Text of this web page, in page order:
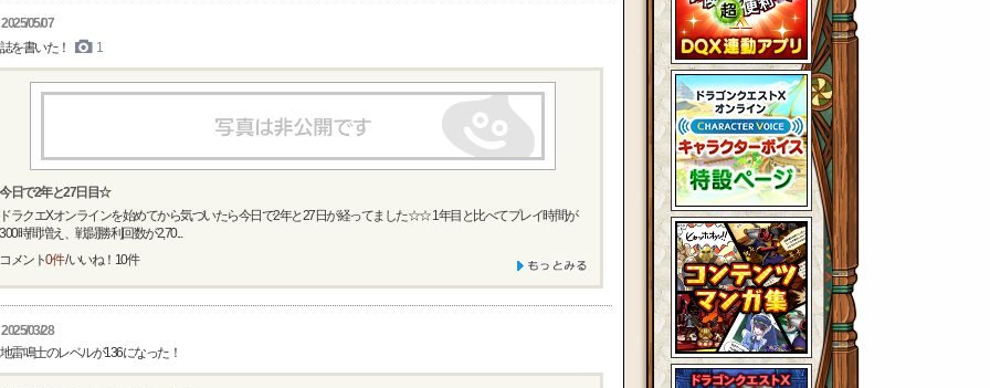
2025/05/07
を書いた！
1
今日で2年と27日目☆
ドラクエXオンラインを始めてから気づいたら今日で2年と27日が経ってました☆☆ 1年目と比べてプレイ時間が
300時間増え、戦闘勝利回数が2,70...
コメント0件/ いいね！ 10件
2025/03/28
雷鳴士のレベルが136になった！